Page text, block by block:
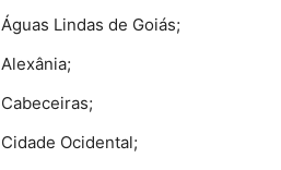
Águas Lindas de Goiás;
Alexânia;
Cabeceiras;
Cidade Ocidental;